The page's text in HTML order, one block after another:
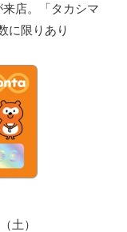
店。「タカシマ
に限りあり
土）